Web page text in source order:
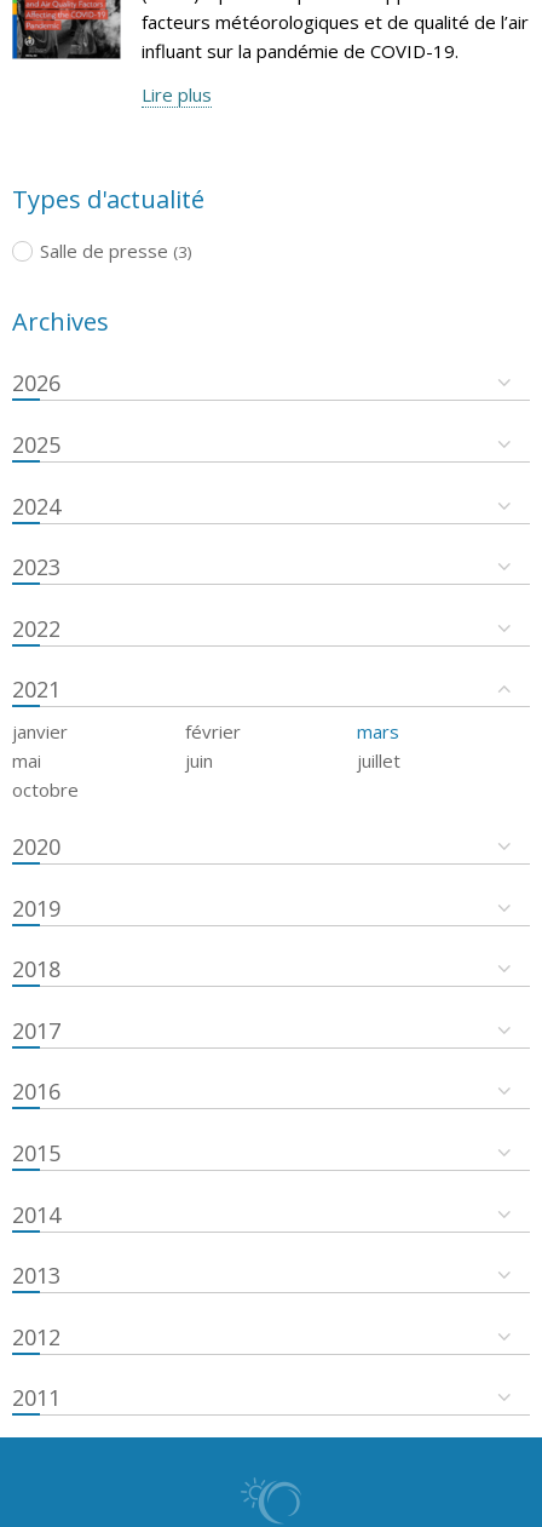
facteurs météorologiques et de qualité de l’air
influant sur la pandémie de COVID-19.
Lire plus
Types d'actualité
Salle de presse (3)
Archives
2026
2025
2024
2023
2022
2021
janvier février
mars
mai
juin
juillet
octobre
2020
2019
2018
2017
2016
2015
2014
2013
2012
2011